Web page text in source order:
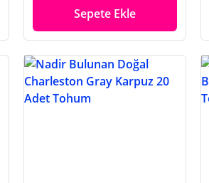
Sepete Ekle